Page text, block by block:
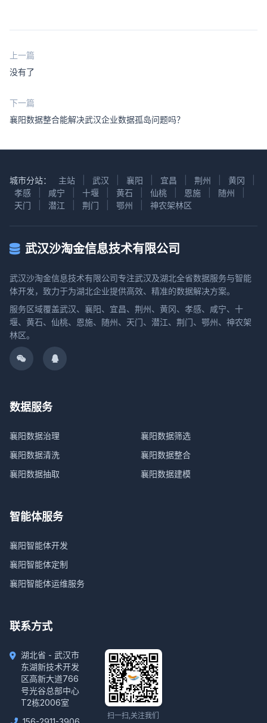
上一篇
没有了
下一篇
襄阳数据整合能解决武汉企业数据孤岛问题吗？
城市分站： 主站 武汉 襄阳 宜昌 荆州 黄冈
孝感
咸宁 十堰 黄石 仙桃 恩施 随州
天门
潜江 荆门 鄂州 神农架林区
武汉沙淘金信息技术有限公司
武汉沙淘金信息技术有限公司专注武汉及湖北全省数据服务与智能
体开发，致力于为湖北企业提供高效、精准的数据解决方案。
服务区域覆盖武汉、襄阳、宜昌、荆州、黄冈、孝感、咸宁、十
堰、黄石、仙桃、恩施、随州、天门、潜江、荆门、鄂州、神农架
林区。
数据服务
襄阳数据治理
襄阳数据筛选
襄阳数据清洗
襄阳数据整合
襄阳数据抽取
襄阳数据建模
智能体服务
襄阳智能体开发
襄阳智能体定制
襄阳智能体运维服务
联系方式
湖北省 - 武汉市
东湖新技术开发
区高新大道766
号光谷总部中心
T2栋2006室
扫一扫,关注我们